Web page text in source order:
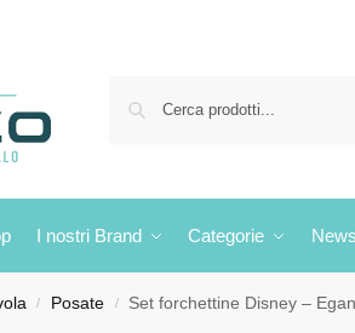
I nostri Brand Categorie News
/ Posate / Set forchettine Disney – Egan